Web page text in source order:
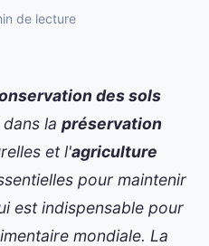
de lecture
des sols
la préservation
et l'agriculture
pour maintenir
est indispensable pour
mondiale. La